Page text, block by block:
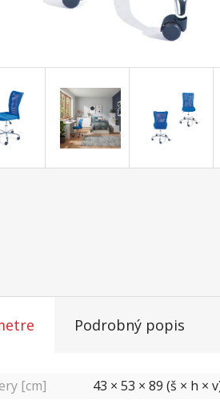
Podrobný popis
[cm]
43 × 53 × 89 (š × h ×